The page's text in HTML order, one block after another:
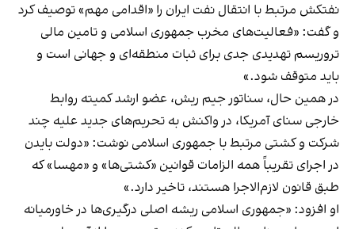
نفتکش مرتبط با انتقال نفت ایران را «اقدامی مهم» توصیف کرد
و گفت: «فعالیت‌های مخرب جمهوری اسلامی و تامین مالی
تروریسم تهدیدی جدی برای ثبات منطقه‌ای و جهانی است و
باید متوقف شود.»
در همین حال، سناتور جیم ریش، عضو ارشد کمیته روابط
خارجی سنای آمریکا، در واکنش به تحریم‌های جدید علیه چند
شرکت و کشتی مرتبط با جمهوری اسلامی نوشت: «دولت بایدن
در اجرای تقریباً همه الزامات قوانین «کشتی‌ها» و «مهسا» که
طبق قانون لازم‌الاجرا هستند، تاخیر دارد.»
او افزود: «جمهوری اسلامی ریشه اصلی درگیری‌ها در خاورمیانه